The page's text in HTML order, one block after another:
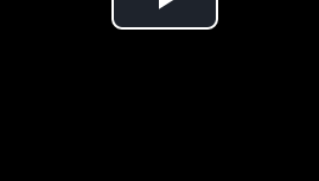
Play